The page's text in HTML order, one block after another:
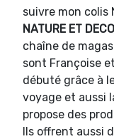
suivre mon colis
NATURE ET
chaîne de
sont Françoise
débuté grâce à
voyage et aussi
propose des
Ils offrent aussi